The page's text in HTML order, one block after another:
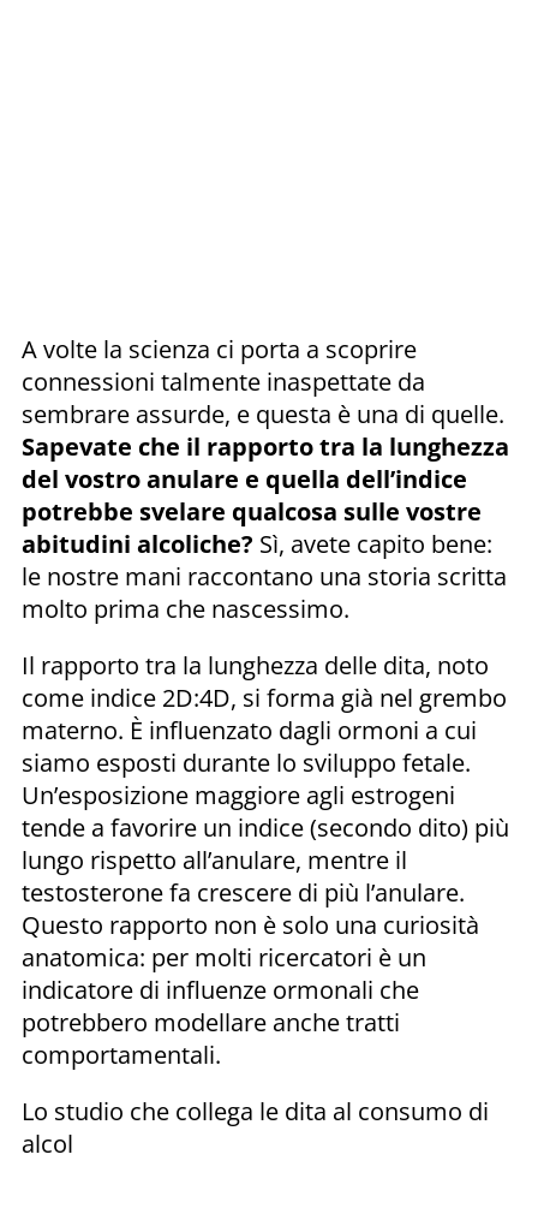
A volte la scienza ci porta a scoprire
connessioni talmente inaspettate da
sembrare assurde, e questa è una di quelle.
Sapevate che il rapporto tra la lunghezza
del vostro anulare e quella dell’indice
potrebbe svelare qualcosa sulle vostre
abitudini alcoliche? Sì, avete capito bene:
le nostre mani raccontano una storia scritta
molto prima che nascessimo.
Il rapporto tra la lunghezza delle dita, noto
come indice 2D:4D, si forma già nel grembo
materno. È influenzato dagli ormoni a cui
siamo esposti durante lo sviluppo fetale.
Un’esposizione maggiore agli estrogeni
tende a favorire un indice (secondo dito) più
lungo rispetto all’anulare, mentre il
testosterone fa crescere di più l’anulare.
Questo rapporto non è solo una curiosità
anatomica: per molti ricercatori è un
indicatore di influenze ormonali che
potrebbero modellare anche tratti
comportamentali.
Lo studio che collega le dita al consumo di
alcol